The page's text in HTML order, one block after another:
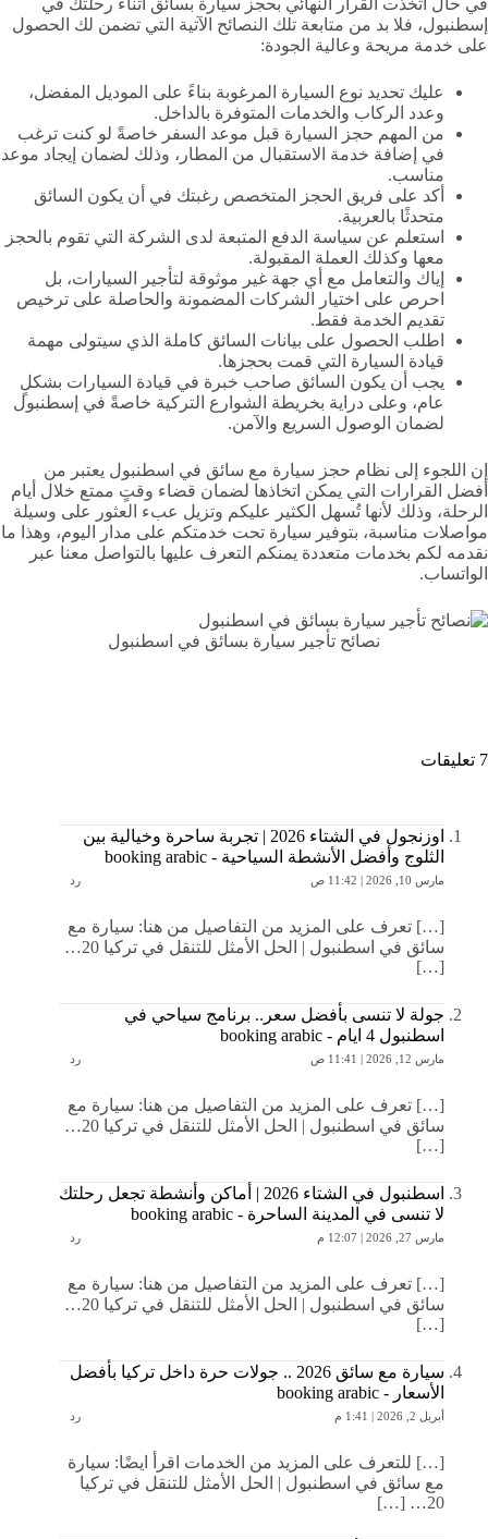
إسطنبول، فلا بد من متابعة تلك النصائح الآتية التي تضمن لك الحصول
على خدمة مريحة وعالية الجودة:
عليك تحديد نوع السيارة المرغوبة بناءً على الموديل المفضل،
وعدد الركاب والخدمات المتوفرة بالداخل.
من المهم حجز السيارة قبل موعد السفر خاصةً لو كنت ترغب
في إضافة خدمة الاستقبال من المطار، وذلك لضمان إيجاد موعد
مناسب.
أكد على فريق الحجز المتخصص رغبتك في أن يكون السائق
متحدثًا بالعربية.
استعلم عن سياسة الدفع المتبعة لدى الشركة التي تقوم بالحجز
معها وكذلك العملة المقبولة.
إياك والتعامل مع أي جهة غير موثوقة لتأجير السيارات، بل
احرص على اختيار الشركات المضمونة والحاصلة على ترخيص
تقديم الخدمة فقط.
اطلب الحصول على بيانات السائق كاملة الذي سيتولى مهمة
قيادة السيارة التي قمت بحجزها.
يجب أن يكون السائق صاحب خبرة في قيادة السيارات بشكلٍ
عام، وعلى دراية بخريطة الشوارع التركية خاصةً في إسطنبول
لضمان الوصول السريع والآمن.
إن اللجوء إلى نظام حجز سيارة مع سائق في اسطنبول يعتبر من
أفضل القرارات التي يمكن اتخاذها لضمان قضاء وقتٍ ممتع خلال أيام
الرحلة، وذلك لأنها تُسهل الكثير عليكم وتزيل عبء العثور على وسيلة
مواصلات مناسبة، بتوفير سيارة تحت خدمتكم على مدار اليوم، وهذا ما
نقدمه لكم بخدمات متعددة يمنكم التعرف عليها بالتواصل معنا عبر
الواتساب.
نصائح تأجير سيارة بسائق في اسطنبول
7 تعليقات
اوزنجول في الشتاء 2026 | تجربة ساحرة وخيالية بين
الثلوج وأفضل الأنشطة السياحية - booking arabic
مارس 10, 2026 | 11:42 ص رد
[…] تعرف على المزيد من التفاصيل من هنا: سيارة مع
سائق في اسطنبول | الحل الأمثل للتنقل في تركيا 20…
[…]
جولة لا تنسى بأفضل سعر.. برنامج سياحي في
اسطنبول 4 ايام - booking arabic
مارس 12, 2026 | 11:41 ص رد
[…] تعرف على المزيد من التفاصيل من هنا: سيارة مع
سائق في اسطنبول | الحل الأمثل للتنقل في تركيا 20…
[…]
اسطنبول في الشتاء 2026 | أماكن وأنشطة تجعل رحلتك
لا تنسى في المدينة الساحرة - booking arabic
مارس 27, 2026 | 12:07 م رد
[…] تعرف على المزيد من التفاصيل من هنا: سيارة مع
سائق في اسطنبول | الحل الأمثل للتنقل في تركيا 20…
[…]
سيارة مع سائق 2026 .. جولات حرة داخل تركيا بأفضل
الأسعار - booking arabic
أبريل 2, 2026 | 1:41 م رد
[…] للتعرف على المزيد من الخدمات اقرأ ايضًا: سيارة
مع سائق في اسطنبول | الحل الأمثل للتنقل في تركيا
20… […]